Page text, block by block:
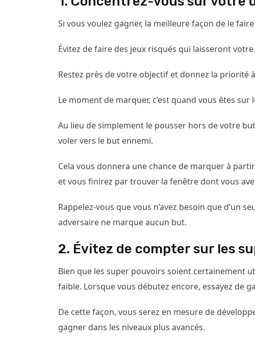
Si vous voulez gagner, la meilleure façon de le
Évitez de faire des jeux risqués qui laisseront
Restez près de votre objectif et donnez la priorité
Le moment de marquer, c’est quand vous êtes
Au lieu de simplement le pousser hors de votre
voler vers le but ennemi.
Cela vous donnera une chance de marquer à
et vous finirez par trouver la fenêtre dont vous
Rappelez-vous que vous n’avez besoin que d’un
adversaire ne marque aucun but.
2. Évitez de compter sur les
Bien que les super pouvoirs soient certainement
faible. Lorsque vous débutez encore, essayez de
De cette façon, vous serez en mesure de
gagner dans les niveaux plus avancés.